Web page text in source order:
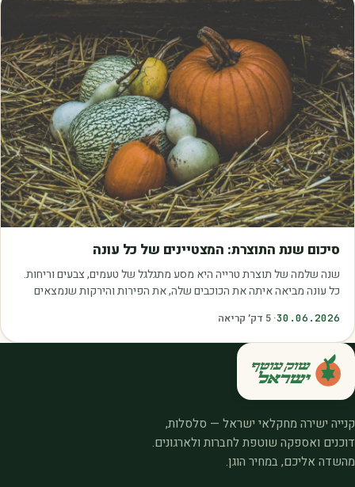
סיכום שנת התוצרת: המצטיינים של כל עונה
שנה שלמה של תוצרת טרייה היא מסע מתגלגל של טעמים, צבעים וריחות.
כל עונה מביאה איתה את הכוכבים שלה, את הפירות והירקות שנמצאים
30.06.2026
·
5 דק׳ קריאה
קנייה ישירה מחקלאי ישראל — סלסלות,
דוכנים ואספקה שוטפת לחברות ולארגונים.
מהשדה אליכם, במחיר הוגן.